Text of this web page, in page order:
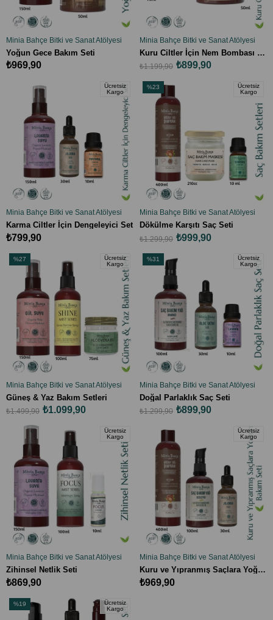
SEPETE EKLE
Minia Bahçe Bitki ve Sanat Atölyesi
Yoğun Gece Bakım Seti
₺969,90
SEPETE EKLE
Minia Bahçe Bitki ve Sanat Atölyesi
Kuru Ciltler İçin Nem Bombası Seti
₺899,90
₺1.199,90
SEPETE EKLE
Ücretsiz
Kargo
Minia Bahçe Bitki ve Sanat Atölyesi
Karma Ciltler İçin Dengeleyici Set
₺799,90
SEPETE EKLE
%23
İndirim
%23İndirim
Ücretsiz
Kargo
Minia Bahçe Bitki ve Sanat Atölyesi
Dökülme Karşıtı Saç Seti
₺999,90
₺1.299,90
SEPETE EKLE
%27
İndirim
Ücretsiz
Kargo
Minia Bahçe Bitki ve Sanat Atölyesi
Güneş & Yaz Bakım Setleri
₺1.099,90
₺1.499,90
SEPETE EKLE
%31
Ücretsiz
Kargo
Minia Bahçe Bitki ve Sanat Atölyesi
Doğal Parlaklık Saç Seti
₺899,90
₺1.299,90
SEPETE EKLE
Ücretsiz
Kargo
Minia Bahçe Bitki ve Sanat Atölyesi
Zihinsel Netlik Seti
₺869,90
SEPETE EKLE
Ücretsiz
Kargo
Minia Bahçe Bitki ve Sanat Atölyesi
Kuru ve Yıpranmış Saçlara Yoğun Bakım Seti
₺969,90
%19
İndirim
Ücretsiz
Kargo